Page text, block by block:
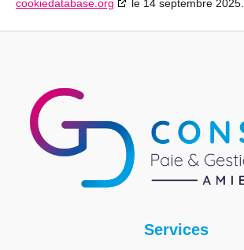
cookiedatabase.org
le 14 septembre 2025.
Services